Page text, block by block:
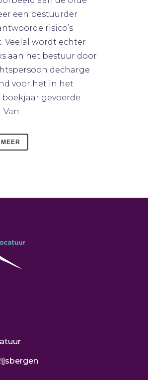
een bestuurder
risico’s
Veelal wordt echter
aan het bestuur door
decharge
voor het in het
gevoerde